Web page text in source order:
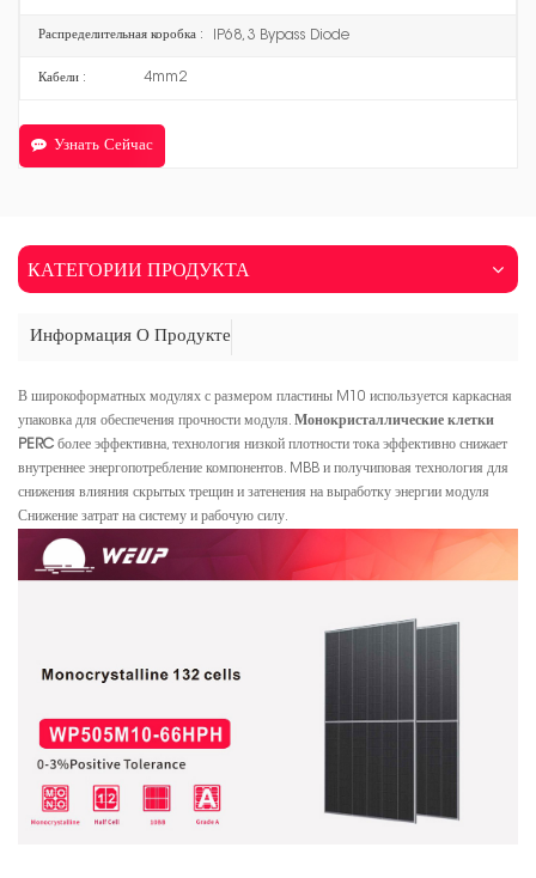
Распределительная коробка : IP68, 3 Bypass Diode
Кабели : 4mm2
Узнать Сейчас
КАТЕГОРИИ ПРОДУКТА
Информация О Продукте
В широкоформатных модулях с размером пластины M10 используется каркасная
упаковка для обеспечения прочности модуля. Монокристаллические клетки
PERC более эффективна, технология низкой плотности тока эффективно снижает
внутреннее энергопотребление компонентов. MBB и получиповая технология для
снижения влияния скрытых трещин и затенения на выработку энергии модуля
Снижение затрат на систему и рабочую силу.